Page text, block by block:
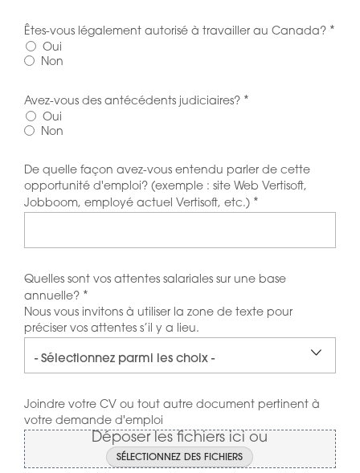
Êtes-vous légalement autorisé à travailler au Canada? *
Oui
Non
Avez-vous des antécédents judiciaires? *
Oui
Non
De quelle façon avez-vous entendu parler de cette
opportunité d'emploi? (exemple : site Web Vertisoft,
Jobboom, employé actuel Vertisoft, etc.) *
Quelles sont vos attentes salariales sur une base
annuelle? *
Nous vous invitons à utiliser la zone de texte pour
préciser vos attentes s’il y a lieu.
Joindre votre CV ou tout autre document pertinent à
votre demande d'emploi
Déposer les fichiers ici ou
SÉLECTIONNEZ DES FICHIERS